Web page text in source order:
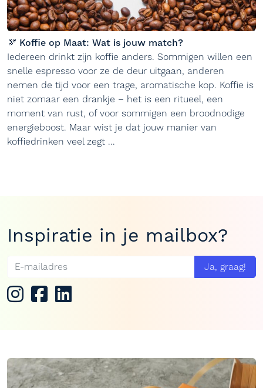
🫘 Koffie op Maat: Wat is jouw match?
Iedereen drinkt zijn koffie anders. Sommigen willen een
snelle espresso voor ze de deur uitgaan, anderen
nemen de tijd voor een trage, aromatische kop. Koffie is
niet zomaar een drankje – het is een ritueel, een
moment van rust, of voor sommigen een broodnodige
energieboost. Maar wist je dat jouw manier van
koffiedrinken veel zegt ...
Inspiratie in je mailbox?
Ja, graag!